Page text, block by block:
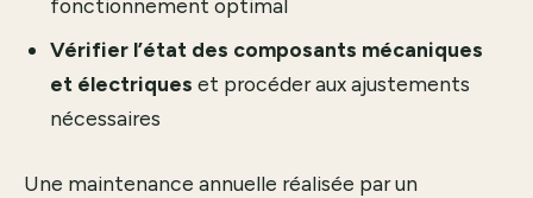
fonctionnement optimal
Vérifier l’état des composants mécaniques
et électriques et procéder aux ajustements
nécessaires
Une maintenance annuelle réalisée par un